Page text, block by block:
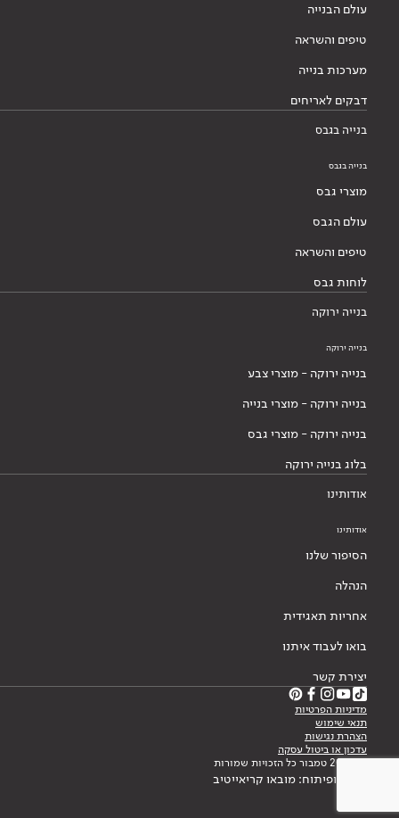
עולם הבנייה
טיפים והשראה
מערכות בנייה
דבקים לאריחים
בנייה בגבס
בנייה בגבס
מוצרי גבס
עולם הגבס
טיפים והשראה
לוחות גבס
בנייה ירוקה
בנייה ירוקה
בנייה ירוקה - מוצרי צבע
בנייה ירוקה - מוצרי בנייה
בנייה ירוקה - מוצרי גבס
בלוג בנייה ירוקה
אודותינו
אודותינו
הסיפור שלנו
הנהלה
אחריות תאגידית
בואו לעבוד איתנו
יצירת קשר
מדיניות הפרטיות
תנאי שימוש
הצהרת נגישות
עדכון או ביטול עסקה
© 2026 טמבור כל הזכויות שמורות
עיצוב ופיתוח: מובאו קריאייטיב